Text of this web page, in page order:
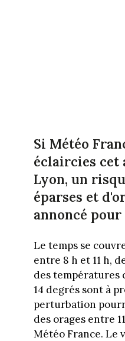
Si Météo
éclaircies cet
Lyon, un
éparses et
annoncé
Le temps se
entre 8 h et 11 h,
des températures
14 degrés sont à
perturbation
des orages entre
Météo France. Le